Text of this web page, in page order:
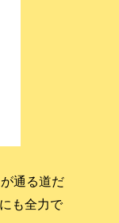
通る道だ
も全力で